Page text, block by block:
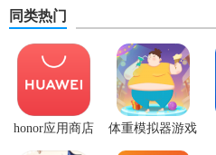
同类热门
honor应用商店 体重模拟器游戏